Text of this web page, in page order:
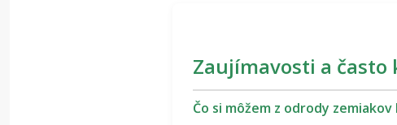
Zaujímavosti a často
Čo si môžem z odrody zemiakov